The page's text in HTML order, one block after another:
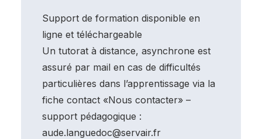
Support de formation disponible en
ligne et téléchargeable
Un tutorat à distance, asynchrone est
assuré par mail en cas de difficultés
particulières dans l’apprentissage via la
fiche contact «Nous contacter» –
support pédagogique :
aude.languedoc@servair.fr